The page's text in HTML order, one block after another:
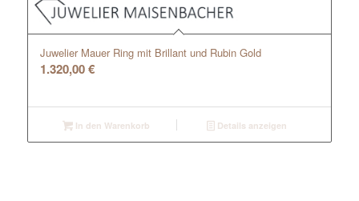
Juwelier Mauer Ring mit Brillant und Rubin Gold
1.320,00€
In den Warenkorb Details anzeigen